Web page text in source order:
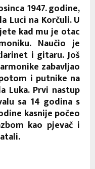
1947. godine,
Luci na Korčuli. U
kad mu je otac
Naučio je
i gitaru. Još
zabavljao
i putnike na
Luka. Prvi nastup
sa 14 godina s
kasnije počeo
kao pjevač i